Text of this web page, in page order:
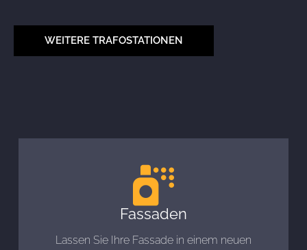
WEITERE TRAFOSTATIONEN
Fassaden
Lassen Sie Ihre Fassade in einem neuen